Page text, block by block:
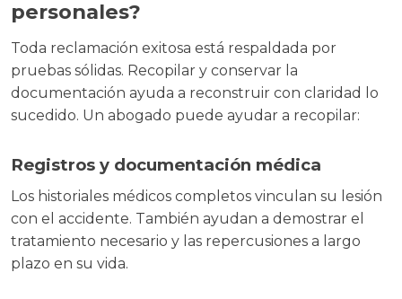
personales?
Toda reclamación exitosa está respaldada por
pruebas sólidas. Recopilar y conservar la
documentación ayuda a reconstruir con claridad lo
sucedido. Un abogado puede ayudar a recopilar:
Registros y documentación médica
Los historiales médicos completos vinculan su lesión
con el accidente. También ayudan a demostrar el
tratamiento necesario y las repercusiones a largo
plazo en su vida.